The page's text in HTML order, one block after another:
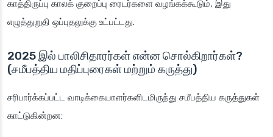
காத்திருப்பு காலக் குறைப்பு ரைடர்களை வழங்கக்கூடும், இது
எழுத்துறுதி ஒப்புதலுக்கு உட்பட்டது.
2025 இல் பாலிசிதாரர்கள் என்ன சொல்கிறார்கள்?
(சமீபத்திய மதிப்புரைகள் மற்றும் கருத்து)
சரிபார்க்கப்பட்ட வாடிக்கையாளர்களிடமிருந்து சமீபத்திய கருத்துகள்
காட்டுகின்றன: